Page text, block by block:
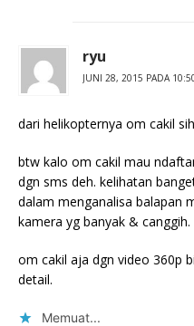
ryu
JUNI 28, 2015 PADA
dari helikopternya om cakil
btw kalo om cakil mau
dgn sms deh. kelihatan
dalam menganalisa balapan
kamera yg banyak & canggih.
om cakil aja dgn video 360p
detail.
Memuat...